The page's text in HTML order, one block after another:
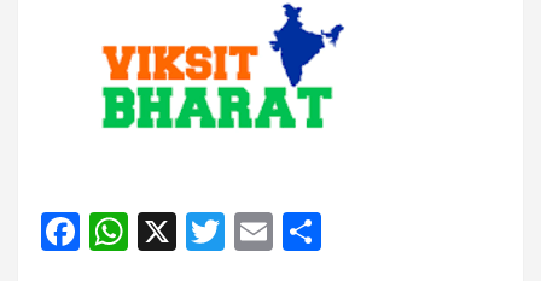
F
W X
T
E